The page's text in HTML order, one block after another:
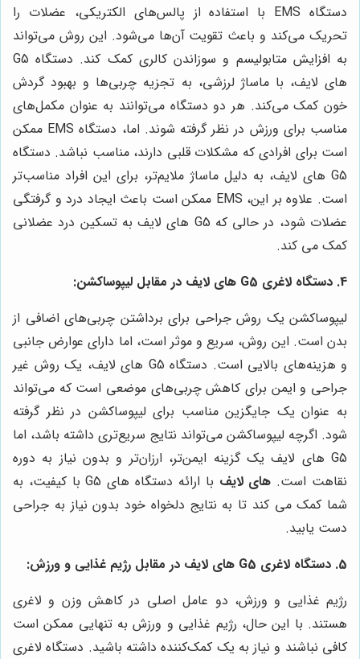
دستگاه EMS با استفاده از پالس‌های الکتریکی، عضلات را
تحریک می‌کند و باعث تقویت آن‌ها می‌شود. این روش می‌تواند
به افزایش متابولیسم و سوزاندن کالری کمک کند. دستگاه G5
های لایف، با ماساژ لرزشی، به تجزیه چربی‌ها و بهبود گردش
خون کمک می‌کند. هر دو دستگاه می‌توانند به عنوان مکمل‌های
مناسب برای ورزش در نظر گرفته شوند. اما، دستگاه EMS ممکن
است برای افرادی که مشکلات قلبی دارند، مناسب نباشد. دستگاه
G5 های لایف، به دلیل ماساژ ملایم‌تر، برای این افراد مناسب‌تر
است. علاوه بر این، EMS ممکن است باعث ایجاد درد و گرفتگی
عضلات شود، در حالی که G5 های لایف به تسکین درد عضلانی
کمک می کند.
4. دستگاه لاغری G5 های لایف در مقابل لیپوساکشن:
لیپوساکشن یک روش جراحی برای برداشتن چربی‌های اضافی از
بدن است. این روش، سریع و موثر است، اما دارای عوارض جانبی
و هزینه‌های بالایی است. دستگاه G5 های لایف، یک روش غیر
جراحی و ایمن برای کاهش چربی‌های موضعی است که می‌تواند
به عنوان یک جایگزین مناسب برای لیپوساکشن در نظر گرفته
شود. اگرچه لیپوساکشن می‌تواند نتایج سریع‌تری داشته باشد، اما
G5 های لایف یک گزینه ایمن‌تر، ارزان‌تر و بدون نیاز به دوره
نقاهت است. های لایف
با ارائه دستگاه های G5 با کیفیت، به
شما کمک می کند تا به نتایج دلخواه خود بدون نیاز به جراحی
دست یابید.
5. دستگاه لاغری G5 های لایف در مقابل رژیم غذایی و ورزش:
رژیم غذایی و ورزش، دو عامل اصلی در کاهش وزن و لاغری
هستند. با این حال، رژیم غذایی و ورزش به تنهایی ممکن است
کافی نباشند و نیاز به یک کمک‌کننده داشته باشید. دستگاه لاغری